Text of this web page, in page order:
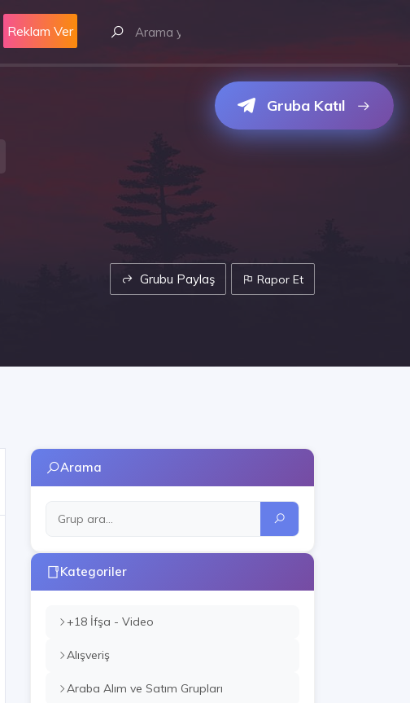
Reklam Ver
Grubu Paylaş Rapor Et
Arama
Kategoriler
+18 İfşa - Video
Alışveriş
Araba Alım ve Satım Grupları
Gruba Katıl